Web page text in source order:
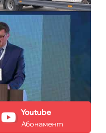
Youtube
Абонамент